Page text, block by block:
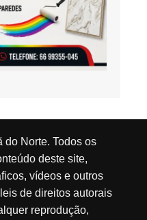
Norte. Todos os
deste site,
vídeos e outros
de direitos autorais
reprodução,